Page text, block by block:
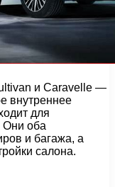
и Caravelle —
внутреннее
для
Они оба
и багажа, а
салона.